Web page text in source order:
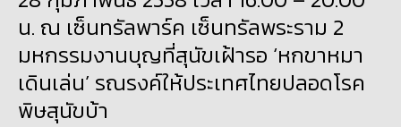
น. ณ เซ็นทรัลพาร์ค เซ็นทรัลพระราม 2
มหกรรมงานบุญที่สุนัขเฝ้ารอ ‘หกขาหมา
เดินเล่น’ รณรงค์ให้ประเทศไทยปลอดโรค
พิษสุนัขบ้า